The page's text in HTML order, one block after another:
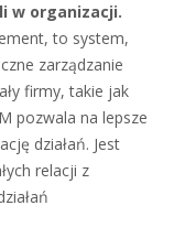
w organizacji.
to system,
zarządzanie
firmy, takie jak
pozwala na lepsze
działań. Jest
relacji z